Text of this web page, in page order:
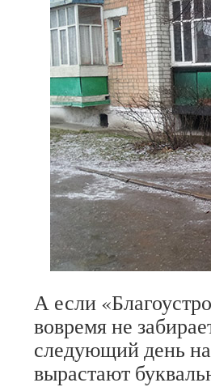
А если
вовремя не
следующий день
вырастают